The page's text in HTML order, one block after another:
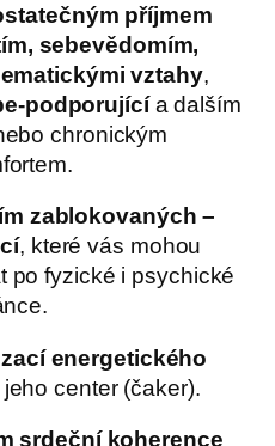
příjmem
sebevědomím,
vztahy,
podporujícía dalším
chronickým
zablokovaných –
, které vás mohou
po fyzické i psychické
energetického
center (čaker).
srdeční koherence